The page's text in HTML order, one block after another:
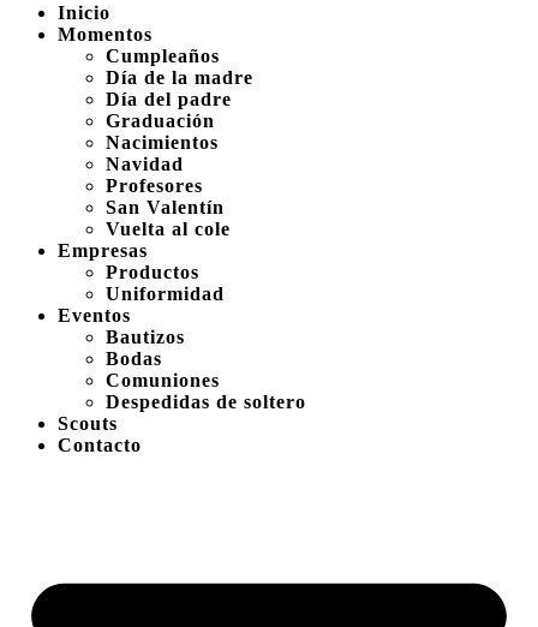
Inicio
Momentos
Cumpleaños
Día de la madre
Día del padre
Graduación
Nacimientos
Navidad
Profesores
San Valentín
Vuelta al cole
Empresas
Productos
Uniformidad
Eventos
Bautizos
Bodas
Comuniones
Despedidas de soltero
Scouts
Contacto